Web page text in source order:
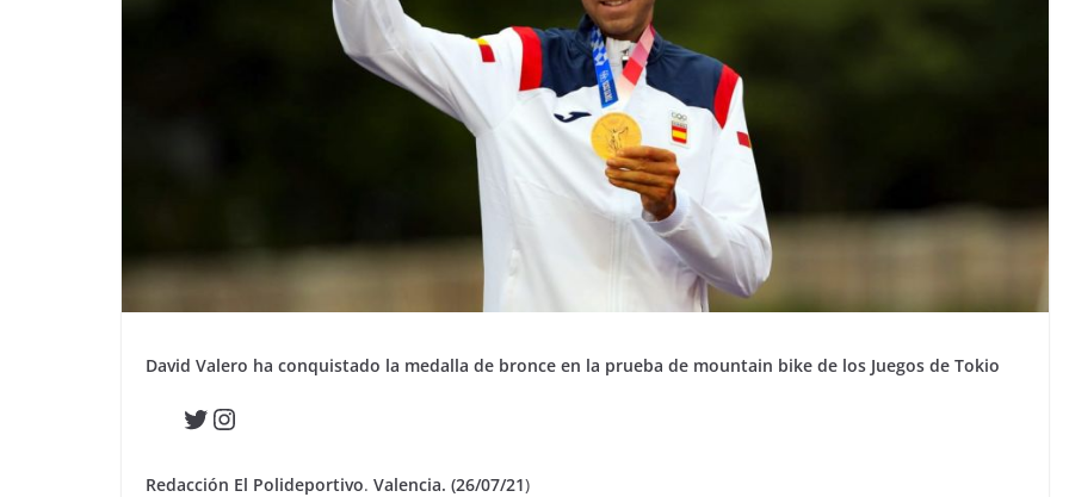
David Valero ha conquistado la medalla de bronce en la prueba de mountain bike de los Juegos de Tokio
Twitter
Instagram
Redacción El Polideportivo. Valencia. (26/07/21)